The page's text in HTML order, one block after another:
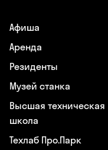
Афиша
Аренда
Резиденты
Музей станка
Высшая техническая
школа
Техлаб Про.Парк